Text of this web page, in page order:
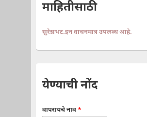
माहितीसाठी
सुरेशभट.इन वाचनमात्र उपलब्ध आहे.
येण्याची नोंद
वापरायचे नाव *